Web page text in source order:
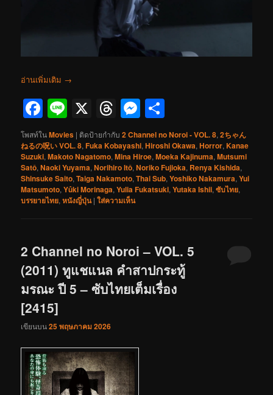
อ่านเพิ่มเติม →
Facebook
Line
X Threads
Messenger
โพสท์ในMovies | ติดป้ายกำกับ 2 Channel no Noroi - VOL. 8,2ちゃん
ねるの呪い VOL. 8,Fuka Kobayashi,Hiroshi Okawa,Horror,Kanae
Suzuki,Makoto Nagatomo,Mina Hiroe,Moeka Kajinuma,Mutsumi
Satô,Naoki Yuyama,Norihiro Itô,Noriko Fujioka, Renya Kishida,
Shinsuke Saito,Taiga Nakamoto,Thai Sub,Yoshiko Nakamura,Yui
Matsumoto,Yûki Morinaga,Yulia Fukatsuki,Yutaka Ishii,ซับไทย,
บรรยายไทย,หนังญี่ปุ่น |ใส่ความเห็น
2 Channel no Noroi – VOL. 5
(2011) ทูแชแนล คำสาปกระทู้
มรณะ ปี 5 – ซับไทยเต็มเรื่อง
[2415]
เขียนบน25 พฤษภาคม 2026